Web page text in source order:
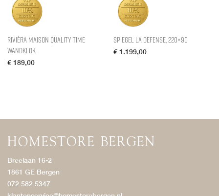
Rivièra Maison Quality Time
Wandklok
€ 189,00
Spiegel La Defense, 220×90
€ 1.199,00
Breelaan 16-2
1861 GE Bergen
072 582 5347